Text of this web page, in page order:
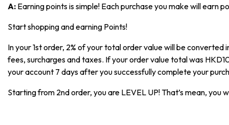
A: Earning points is simple! Each purchase you make will earn
Start shopping and earning Points!
In your 1st order, 2% of your total order value will be
fees, surcharges and taxes. If your order value total was
your account 7 days after you successfully complete your
Starting from 2nd order, you are LEVEL UP! That’s mean, you